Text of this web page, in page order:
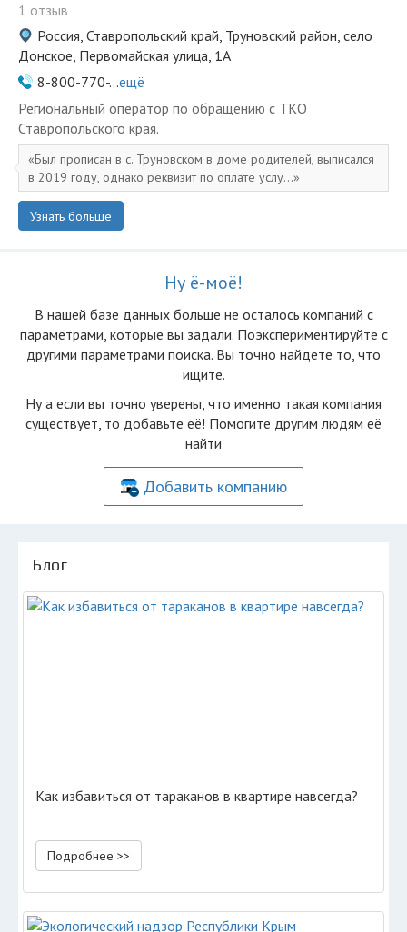
1 отзыв
Россия, Ставропольский край, Труновский район, село
Донское, Первомайская улица, 1А
8-800-770-...ещё
Региональный оператор по обращению с ТКО
Ставропольского края.
Был прописан в с. Труновском в доме родителей, выписался
в 2019 году, однако реквизит по оплате услу...
Узнать больше
Ну ё-моё!
В нашей базе данных больше не осталоcь компаний с
параметрами, которые вы задали. Поэкспериментируйте с
другими параметрами поиска. Вы точно найдете то, что
ищите.
Ну а если вы точно уверены, что именно такая компания
существует, то добавьте её! Помогите другим людям её
найти
Добавить компанию
Блог
Как избавиться от тараканов в квартире навсегда?
Подробнее >>